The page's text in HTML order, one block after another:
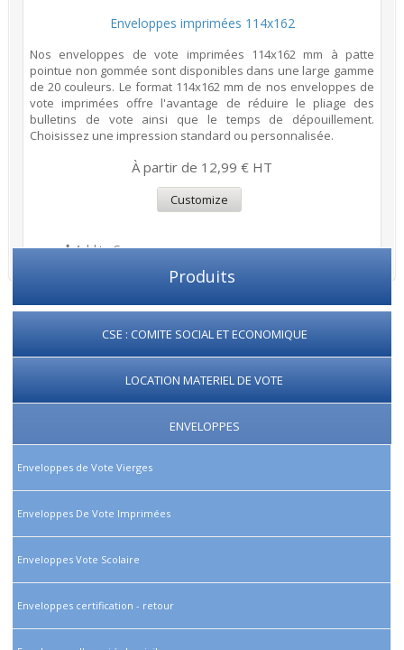
Enveloppes imprimées 114x162
Nos enveloppes de vote imprimées 114x162 mm à patte
pointue non gommée sont disponibles dans une large gamme
de 20 couleurs. Le format 114x162 mm de nos enveloppes de
vote imprimées offre l'avantage de réduire le pliage des
bulletins de vote ainsi que le temps de dépouillement.
Choisissez une impression standard ou personnalisée.
À partir de 12,99 € HT
Customize
Add to Compare
Produits
CSE : COMITE SOCIAL ET ECONOMIQUE
LOCATION MATERIEL DE VOTE
ENVELOPPES
Enveloppes de Vote Vierges
Enveloppes De Vote Imprimées
Enveloppes Vote Scolaire
Enveloppes certification - retour